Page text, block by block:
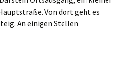
Von dort geht es
An einigen Stellen